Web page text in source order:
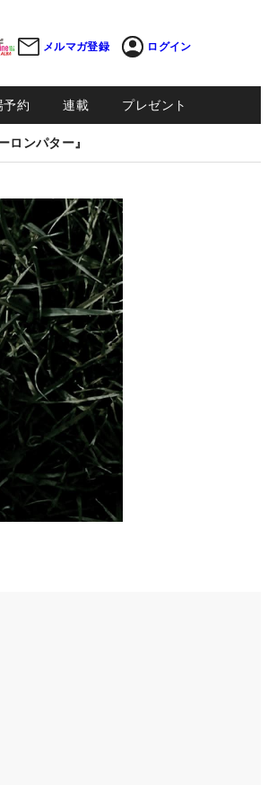
メルマガ登録 ログイン
予約 連載 プレゼント
ンパター』